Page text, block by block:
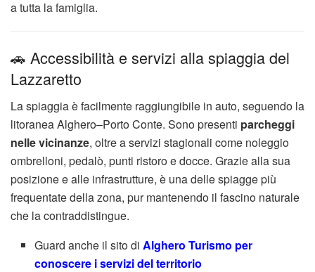
a tutta la famiglia.
🚗 Accessibilità e servizi alla spiaggia del
Lazzaretto
La spiaggia è facilmente raggiungibile in auto, seguendo la
litoranea Alghero–Porto Conte. Sono presenti parcheggi
nelle vicinanze, oltre a servizi stagionali come noleggio
ombrelloni, pedalò, punti ristoro e docce. Grazie alla sua
posizione e alle infrastrutture, è una delle spiagge più
frequentate della zona, pur mantenendo il fascino naturale
che la contraddistingue.
Guard anche il sito di Alghero Turismo per
conoscere i servizi del territorio